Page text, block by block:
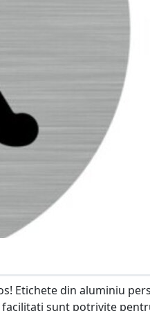
Etichete din aluminiu
facilitati sunt potrivite